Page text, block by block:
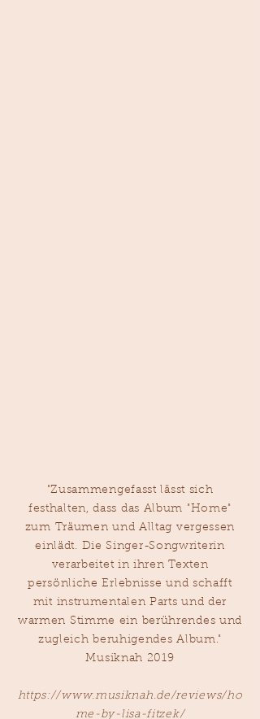
"Zusammengefasst lässt sich
festhalten, dass das Album "Home"
zum Träumen und Alltag vergessen
einlädt. Die Singer-Songwriterin
verarbeitet in ihren Texten
persönliche Erlebnisse und schafft
mit instrumentalen Parts und der
warmen Stimme ein berührendes und
zugleich beruhigendes Album."
Musiknah 2019
https://www.musiknah.de/reviews/ho
me-by-lisa-fitzek/